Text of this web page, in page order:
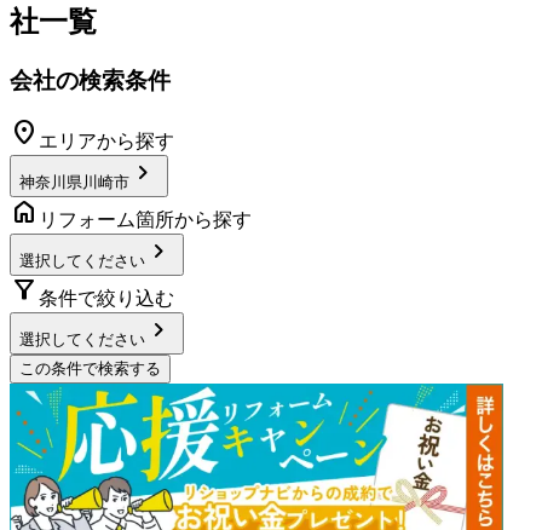
社一覧
会社の検索条件
location_on エリアから探す
神奈川県川崎市 chevron_right
home リフォーム箇所から探す
選択してください chevron_right
filter_alt 条件で絞り込む
選択してください chevron_right
この条件で検索する